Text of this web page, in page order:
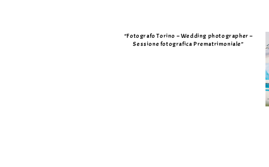
“Fotografo Torino – Wedding photographer –
Sessione fotografica Prematrimoniale”